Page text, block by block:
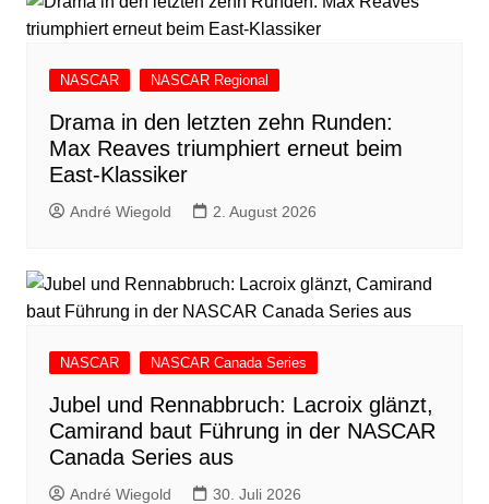
NASCAR NASCAR Regional
Drama in den letzten zehn Runden:
Max Reaves triumphiert erneut beim
East-Klassiker
André Wiegold 2. August 2026
NASCAR NASCAR Canada Series
Jubel und Rennabbruch: Lacroix glänzt,
Camirand baut Führung in der NASCAR
Canada Series aus
André Wiegold 30. Juli 2026